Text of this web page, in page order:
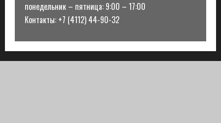
понедельник – пятница: 9:00 – 17:00
Контакты: +7 (4112) 44-90-32